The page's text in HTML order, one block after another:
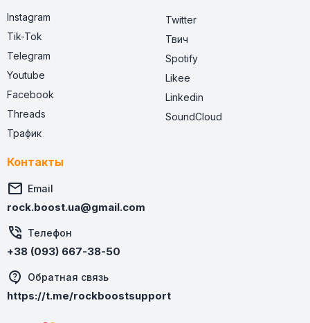
Instagram
Tik-Tok
Telegram
Youtube
Facebook
Threads
Трафик
Twitter
Твич
Spotify
Likee
Linkedin
SoundCloud
Контакты
 Email
rock.boost.ua@gmail.com
 Телефон
+38 (093) 667-38-50
Обратная связь
https://t.me/rockboostsupport